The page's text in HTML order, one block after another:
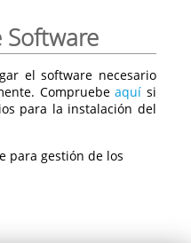
Software
el software necesario
Compruebeaquí si
para la instalación del
para gestión de los